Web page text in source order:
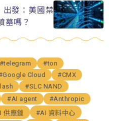
發：美國禁
墓嗎？
#telegram
#ton
Cloud
#CMX
#SLC NAND
#AI agent
#Anthropic
供應鏈
#AI 資料中心